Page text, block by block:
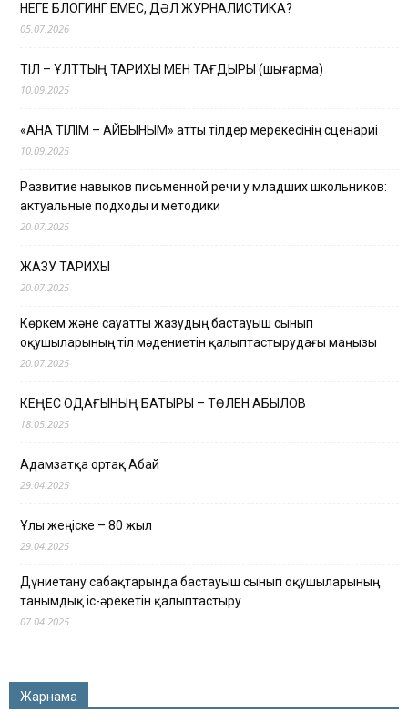
НЕГЕ БЛОГИНГ ЕМЕС, ДӘЛ ЖУРНАЛИСТИКА?
05.07.2026
ТІЛ – ҰЛТТЫҢ ТАРИХЫ МЕН ТАҒДЫРЫ (шығарма)
10.09.2025
«АНА ТІЛІМ – АЙБЫНЫМ» атты тілдер мерекесінің сценариі
10.09.2025
Развитие навыков письменной речи у младших школьников:
актуальные подходы и методики
20.07.2025
ЖАЗУ ТАРИХЫ
20.07.2025
Көркем және сауатты жазудың бастауыш сынып
оқушыларының тіл мәдениетін қалыптастырудағы маңызы
20.07.2025
КЕҢЕС ОДАҒЫНЫҢ БАТЫРЫ – ТӨЛЕН ҚАБЫЛОВ
18.05.2025
Адамзатқа ортақ Абай
29.04.2025
Ұлы жеңіске – 80 жыл
29.04.2025
Дүниетану сабақтарында бастауыш сынып оқушыларының
танымдық іс-әрекетін қалыптастыру
07.04.2025
Жарнама